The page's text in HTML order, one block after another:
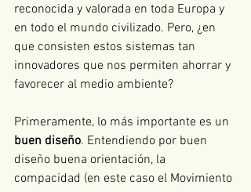
reconocida y valorada en toda Europa y
en todo el mundo civilizado. Pero, ¿en
que consisten estos sistemas tan
innovadores que nos permiten ahorrar y
favorecer al medio ambiente?
Primeramente, lo más importante es un
buen diseño. Entendiendo por buen
diseño buena orientación, la
compacidad (en este caso el Movimiento